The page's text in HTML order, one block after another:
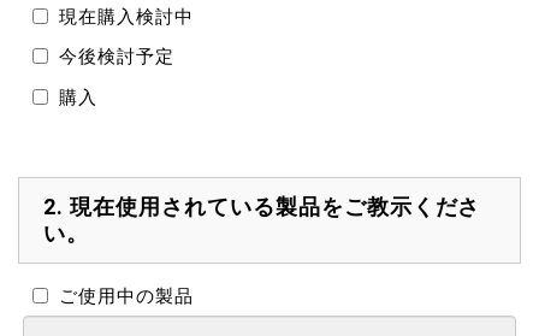
現在購入検討中
今後検討予定
購入
2. 現在使用されている製品をご教示くださ
い。
ご使用中の製品